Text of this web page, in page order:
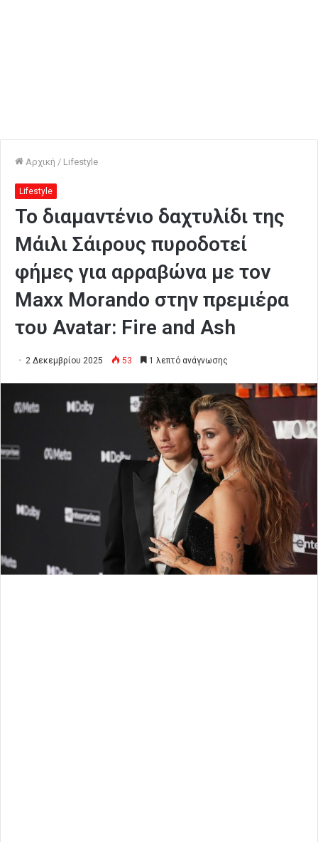
Αρχική / Lifestyle
Lifestyle
Το διαμαντένιο δαχτυλίδι της
Μάιλι Σάιρους πυροδοτεί
φήμες για αρραβώνα με τον
Maxx Morando στην πρεμιέρα
του Avatar: Fire and Ash
2 Δεκεμβρίου 2025 53 1 λεπτό ανάγνωσης